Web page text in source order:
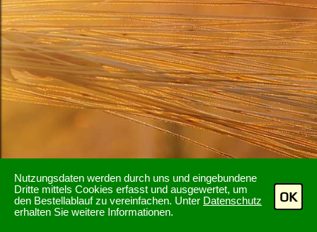
Nutzungsdaten werden durch uns und eingebundene
Dritte mittels Cookies erfasst und ausgewertet, um
den Bestellablauf zu vereinfachen. Unter Datenschutz
erhalten Sie weitere Informationen.
OK